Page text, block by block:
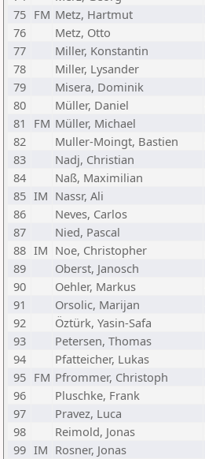
75 FM Metz, Hartmut
76
Metz, Otto
77
Miller, Konstantin
78
Miller, Lysander
79
Misera, Dominik
80
Müller, Daniel
81
FM Müller, Michael
82
Muller-Moingt, Bastien
83
Nadj, Christian
84
Naß, Maximilian
85 IM Nassr, Ali
86
Neves, Carlos
87
Nied, Pascal
88 IM Noe, Christopher
89
Oberst, Janosch
90
Oehler, Markus
91
Orsolic, Marijan
92
Öztürk, Yasin-Safa
93
Petersen, Thomas
94
Pfatteicher, Lukas
95 FM Pfrommer, Christoph
96
Pluschke, Frank
97
Pravez, Luca
98
Reimold, Jonas
99 IM Rosner, Jonas